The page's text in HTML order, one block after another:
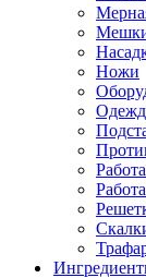
Мешки
Ножи